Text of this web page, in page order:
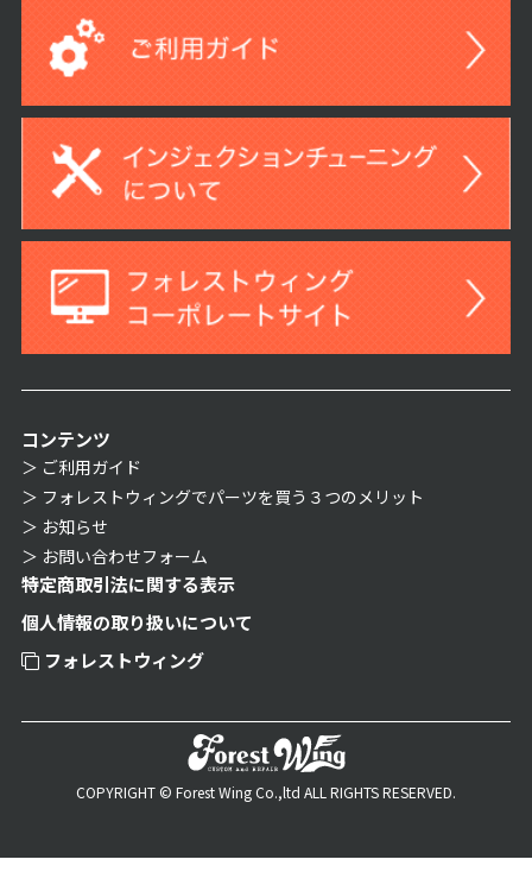
コンテンツ
ご利用ガイド
フォレストウィングでパーツを買う３つのメリット
お知らせ
お問い合わせフォーム
特定商取引法に関する表示
個人情報の取り扱いについて
フォレストウィング
COPYRIGHT © Forest Wing Co.,ltd ALL RIGHTS RESERVED.